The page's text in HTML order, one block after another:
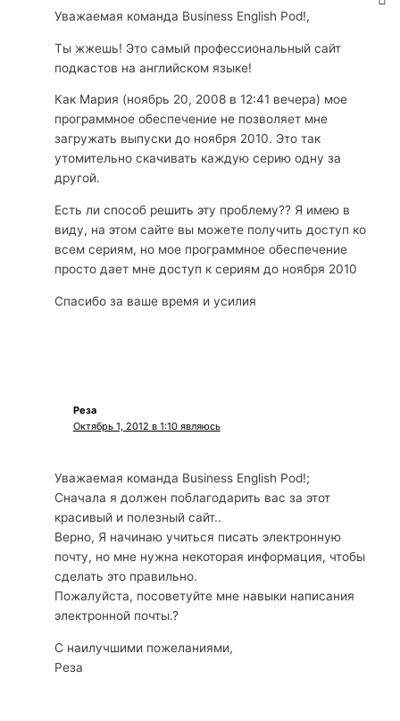
Уважаемая команда Business English Pod!,
Ты жжешь! Это самый профессиональный сайт
подкастов на английском языке!
Как Мария (ноябрь 20, 2008 в 12:41 вечера) мое
программное обеспечение не позволяет мне
загружать выпуски до ноября 2010. Это так
утомительно скачивать каждую серию одну за
другой.
Есть ли способ решить эту проблему?? Я имею в
виду, на этом сайте вы можете получить доступ ко
всем сериям, но мое программное обеспечение
просто дает мне доступ к сериям до ноября 2010
Спасибо за ваше время и усилия
Реза
Октябрь 1, 2012 в 1:10 являюсь
Уважаемая команда Business English Pod!;
Сначала я должен поблагодарить вас за этот
красивый и полезный сайт..
Верно, Я начинаю учиться писать электронную
почту, но мне нужна некоторая информация, чтобы
сделать это правильно.
Пожалуйста, посоветуйте мне навыки написания
электронной почты.?
С наилучшими пожеланиями,
Реза